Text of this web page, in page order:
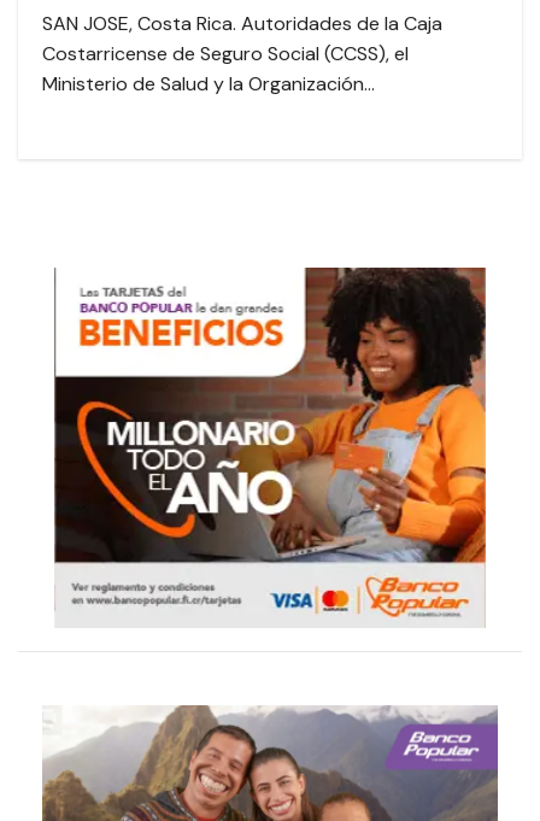
SAN JOSE, Costa Rica. Autoridades de la Caja
Costarricense de Seguro Social (CCSS), el
Ministerio de Salud y la Organización…